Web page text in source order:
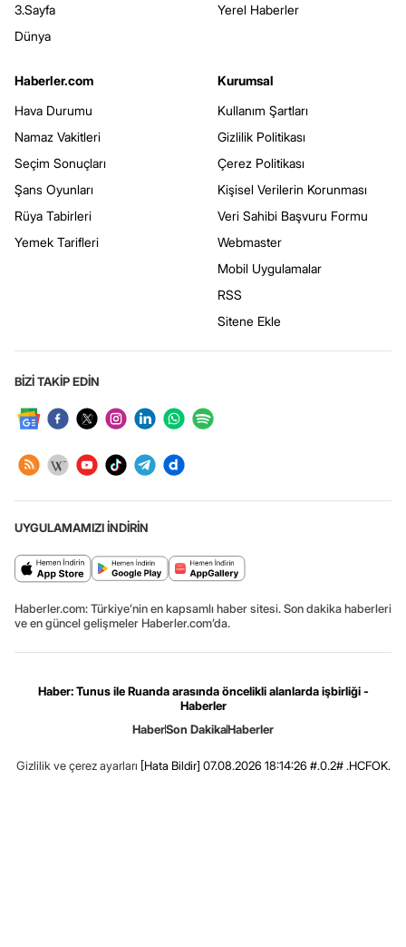
3.Sayfa
Dünya
Yerel Haberler
Haberler.com
Hava Durumu
Namaz Vakitleri
Seçim Sonuçları
Şans Oyunları
Rüya Tabirleri
Yemek Tarifleri
Kurumsal
Kullanım Şartları
Gizlilik Politikası
Çerez Politikası
Kişisel Verilerin Korunması
Veri Sahibi Başvuru Formu
Webmaster
Mobil Uygulamalar
RSS
Sitene Ekle
BİZİ TAKİP EDİN
UYGULAMAMIZI İNDİRİN
Haberler.com: Türkiye’nin en kapsamlı haber sitesi. Son dakika haberleri
ve en güncel gelişmeler Haberler.com’da.
Haber: Tunus ile Ruanda arasında öncelikli alanlarda işbirliği -
Haberler
HaberSon DakikaHaberler
Gizlilik ve çerez ayarları [Hata Bildir] 07.08.2026 18:14:26 #.0.2# .HCFOK.